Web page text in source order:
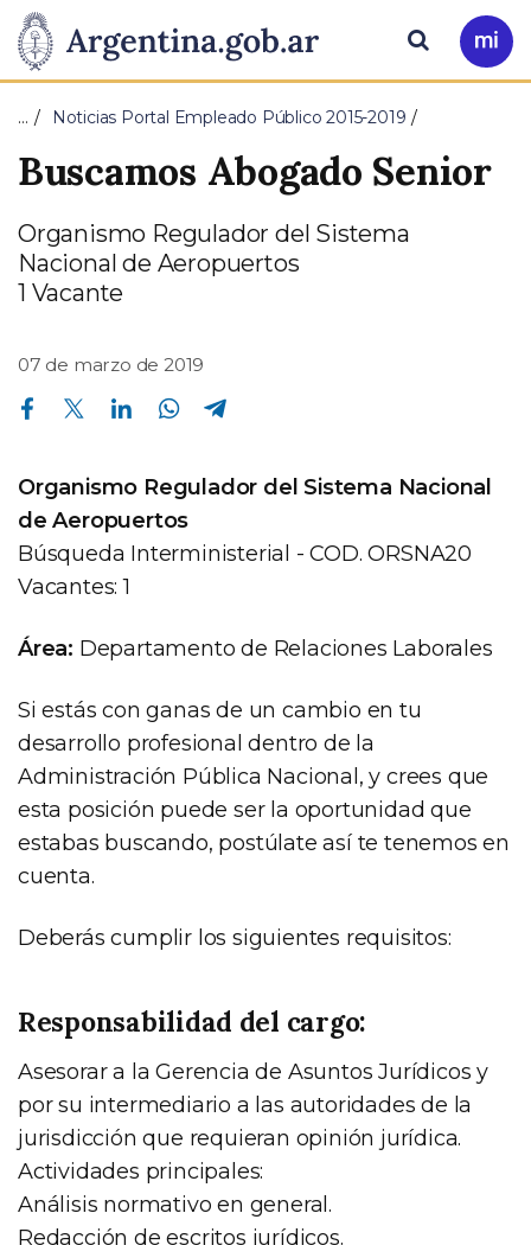
Presidencia
de
la
Pasar al contenido principal
Ir
a
Buscar
… Noticias Portal Empleado Público 2015-2019
Buscamos Abogado Senior
Organismo Regulador del Sistema
Nacional de Aeropuertos
1 Vacante
07 de marzo de 2019
Compartir en Facebook Compartir en Twitter Compartir en Linkedin Compartir en Whatsapp
Organismo Regulador del Sistema Nacional
de Aeropuertos
Búsqueda Interministerial - COD. ORSNA20
Vacantes: 1
Área: Departamento de Relaciones Laborales
Si estás con ganas de un cambio en tu
desarrollo profesional dentro de la
Administración Pública Nacional, y crees que
esta posición puede ser la oportunidad que
estabas buscando, postúlate así te tenemos en
cuenta.
Deberás cumplir los siguientes requisitos:
Responsabilidad del cargo:
Asesorar a la Gerencia de Asuntos Jurídicos y
por su intermediario a las autoridades de la
jurisdicción que requieran opinión jurídica.
Actividades principales:
Análisis normativo en general.
Redacción de escritos jurídicos.